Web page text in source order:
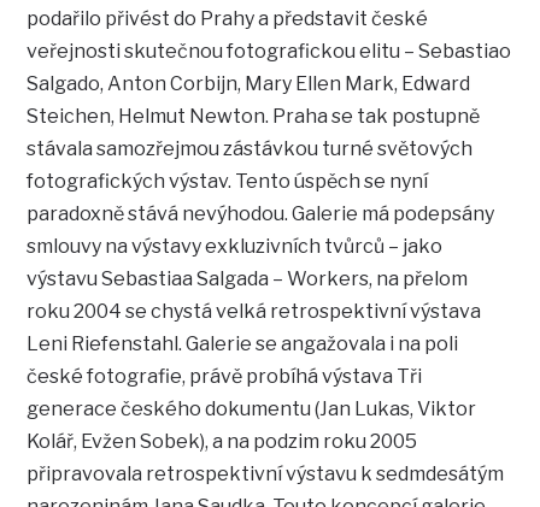
podařilo přivést do Prahy a představit české
veřejnosti skutečnou fotografickou elitu – Sebastiao
Salgado, Anton Corbijn, Mary Ellen Mark, Edward
Steichen, Helmut Newton. Praha se tak postupně
stávala samozřejmou zástávkou turné světových
fotografických výstav. Tento úspěch se nyní
paradoxně stává nevýhodou. Galerie má podepsány
smlouvy na výstavy exkluzivních tvůrců – jako
výstavu Sebastiaa Salgada – Workers, na přelom
roku 2004 se chystá velká retrospektivní výstava
Leni Riefenstahl. Galerie se angažovala i na poli
české fotografie, právě probíhá výstava Tři
generace českého dokumentu (Jan Lukas, Viktor
Kolář, Evžen Sobek), a na podzim roku 2005
připravovala retrospektivní výstavu k sedmdesátým